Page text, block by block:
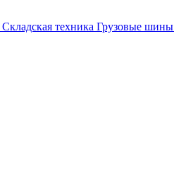
Складская техника Грузовые шины